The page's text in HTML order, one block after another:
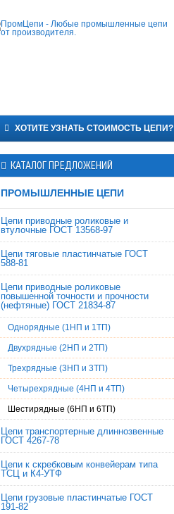
ХОТИТЕ УЗНАТЬ СТОИМОСТЬ ЦЕПИ?
КАТАЛОГ ПРЕДЛОЖЕНИЙ
ПРОМЫШЛЕННЫЕ ЦЕПИ
Цепи приводные роликовые и
втулочные ГОСТ 13568-97
Цепи тяговые пластинчатые ГОСТ
588-81
Цепи приводные роликовые
повышенной точности и прочности
(нефтяные) ГОСТ 21834-87
Однорядные (1НП и 1ТП)
Двухрядные (2НП и 2ТП)
Трехрядные (3НП и 3ТП)
Четырехрядные (4НП и 4ТП)
Шестирядные (6НП и 6ТП)
Цепи транспортерные длиннозвенные
ГОСТ 4267-78
Цепи к скребковым конвейерам типа
ТСЦ и К4-УТФ
Цепи грузовые пластинчатые ГОСТ
191-82